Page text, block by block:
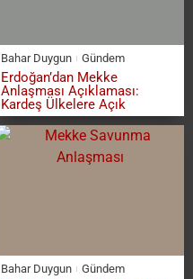
Bahar Duygun Gündem
Erdoğan’dan Mekke
Anlaşması Açıklaması:
Kardeş Ülkelere Açık
Bahar Duygun Gündem